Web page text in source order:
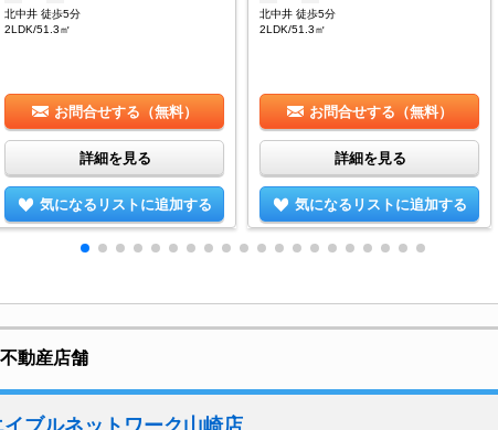
北中井 徒歩5分
2LDK/51.3㎡
お問合せする（無料）
詳細を見る
気になるリストに追加する
北中井 徒歩5分
2LDK/51.3㎡
お問合せする（無料）
詳細を見る
気になるリストに追加する
動産店舗
ブルネットワーク山崎店